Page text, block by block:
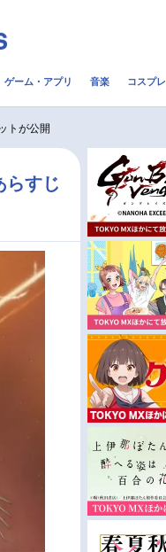
配信・Vtuber
今期アニメ曜日別一覧
夏アニメ
ゲーム・アプリ 音楽 コスプレ
トが公開
らすじ